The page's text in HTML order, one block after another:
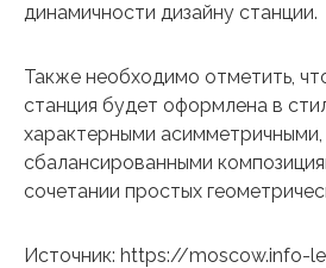
динамичности дизайну станции.
Также необходимо отметить,
станция будет оформлена в
характерными асимметричными,
сбалансированными
сочетании простых
Источник: https://moscow.info-